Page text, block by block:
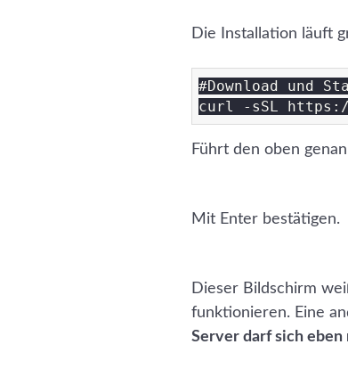
Die Installation läuft
#Download und
Führt den oben
Mit Enter bestätigen.
Dieser Bildschirm
funktionieren. Eine
Server darf sich eben